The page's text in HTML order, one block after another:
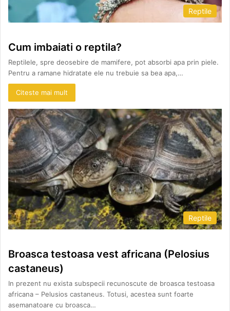
Reptile
Cum imbaiati o reptila?
Reptilele, spre deosebire de mamifere, pot absorbi apa prin piele.
Pentru a ramane hidratate ele nu trebuie sa bea apa,…
Citeste mai mult
Reptile
Broasca testoasa vest africana (Pelosius
castaneus)
In prezent nu exista subspecii recunoscute de broasca testoasa
africana – Pelusios castaneus. Totusi, acestea sunt foarte
asemanatoare cu broasca…